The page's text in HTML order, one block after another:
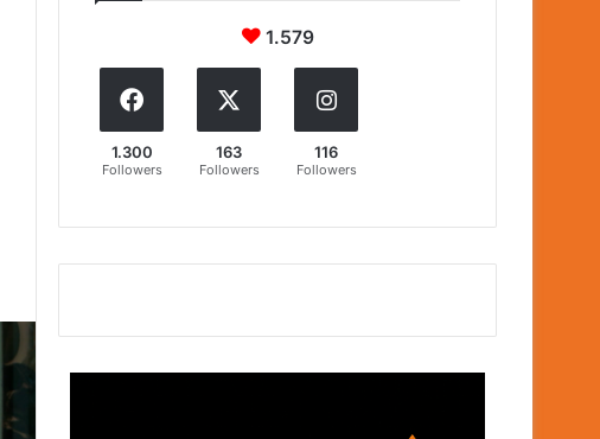
1.579
1.300
Followers
163
Followers
116
Followers